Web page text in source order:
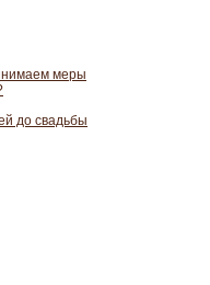
меры
до свадьбы